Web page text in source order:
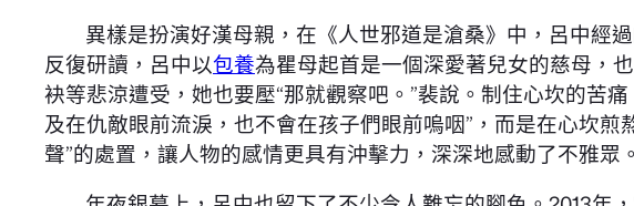
異樣是扮演好漢母親，在《人世邪道是滄桑》中，呂中經
反復研讀，呂中以包養為瞿母起首是一個深愛著兒女的慈母，
袂等悲涼遭受，她也要壓“那就觀察吧。”裴說。制住心坎的苦
及在仇敵眼前流淚，也不會在孩子們眼前嗚咽”，而是在心坎
聲”的處置，讓人物的感情更具有沖擊力，深深地感動了不雅眾。